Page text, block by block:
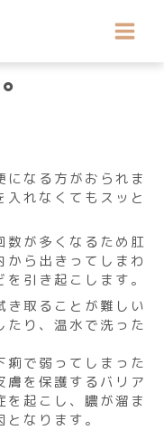
門に違和
なる方がおられま
れなくてもスッと
数が多くなるため肛
ら出きってしまわ
引き起こします。
取ることが難しい
たり、温水で洗った
痢で弱ってしまった
膚を保護するバリア
起こし、膿が溜ま
なります。